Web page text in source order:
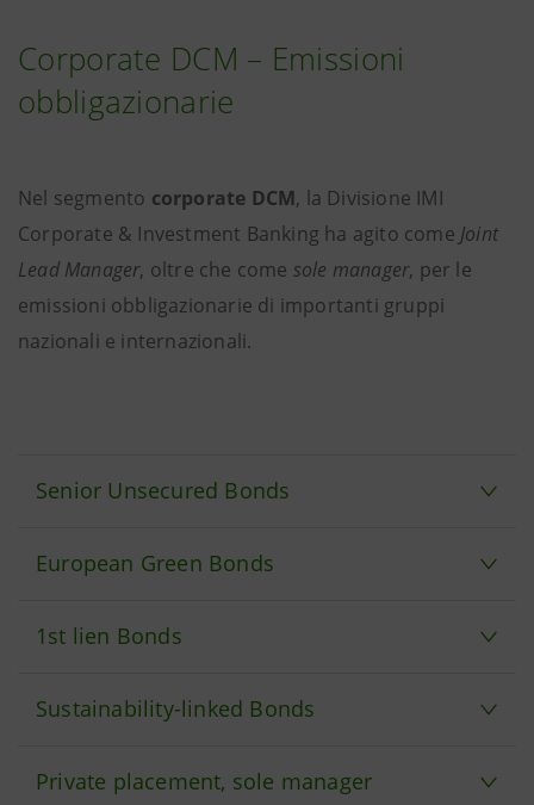
Corporate DCM – Emissioni
obbligazionarie
Nel segmento corporate DCM, la Divisione IMI
Corporate & Investment Banking ha agito come Joint
Lead Manager, oltre che come sole manager, per le
emissioni obbligazionarie di importanti gruppi
nazionali e internazionali.
Senior Unsecured Bonds
European Green Bonds
1st lien Bonds
Sustainability-linked Bonds
Private placement, sole manager